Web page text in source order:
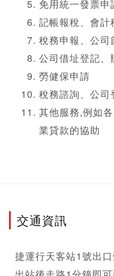
免用統一發票申
記帳報稅、會
稅務申報、公司
公司借址登記、
勞健保申請
稅務諮詢、 公司
其他服務,例如
業貸款的協助
交通資訊
捷運行天客站1號出